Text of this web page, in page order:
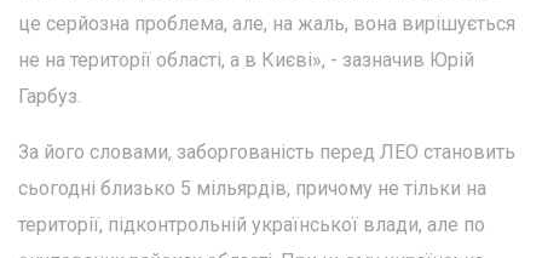
це серйозна проблема, але, на жаль, вона вирішується
не на території області, а в Києві», - зазначив Юрій
Гарбуз.
За його словами, заборгованість перед ЛЕО становить
сьогодні близько 5 мільярдів, причому не тільки на
території, підконтрольній української влади, але по